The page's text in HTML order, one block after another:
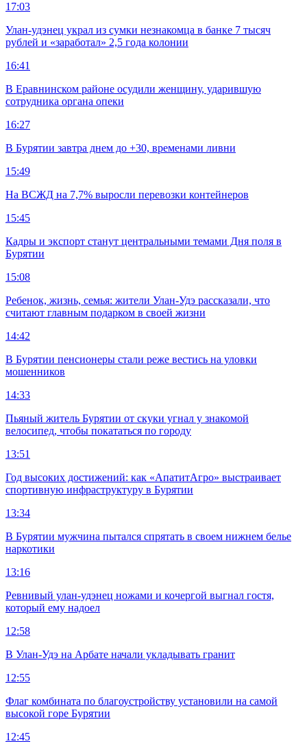
17:03
Улан-удэнец украл из сумки незнакомца в банке 7 тысяч
рублей и «заработал» 2,5 года колонии
16:41
В Еравнинском районе осудили женщину, ударившую
сотрудника органа опеки
16:27
В Бурятии завтра днем до +30, временами ливни
15:49
На ВСЖД на 7,7% выросли перевозки контейнеров
15:45
Кадры и экспорт станут центральными темами Дня поля в
Бурятии
15:08
Ребенок, жизнь, семья: жители Улан-Удэ рассказали, что
считают главным подарком в своей жизни
14:42
В Бурятии пенсионеры стали реже вестись на уловки
мошенников
14:33
Пьяный житель Бурятии от скуки угнал у знакомой
велосипед, чтобы покататься по городу
13:51
Год высоких достижений: как «АпатитАгро» выстраивает
спортивную инфраструктуру в Бурятии
13:34
В Бурятии мужчина пытался спрятать в своем нижнем белье
наркотики
13:16
Ревнивый улан-удэнец ножами и кочергой выгнал гостя,
который ему надоел
12:58
В Улан-Удэ на Арбате начали укладывать гранит
12:55
Флаг комбината по благоустройству установили на самой
высокой горе Бурятии
12:45